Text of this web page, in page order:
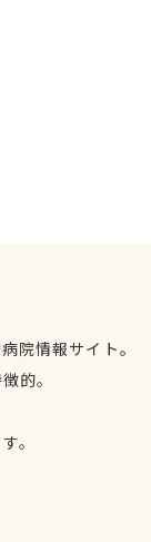
院情報サイト。
的。
。